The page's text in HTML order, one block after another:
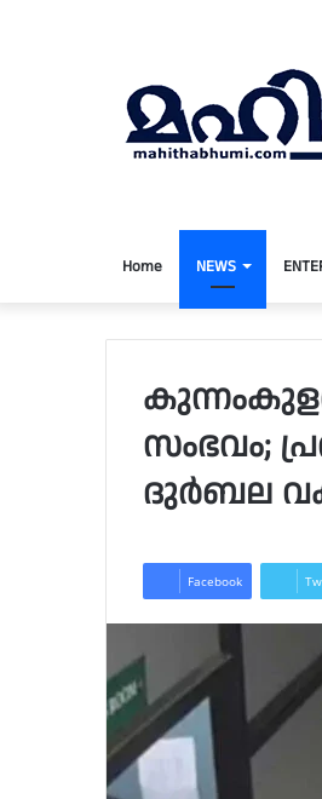
Home NEWS
സംഭവം;
ദുർബല
Facebook